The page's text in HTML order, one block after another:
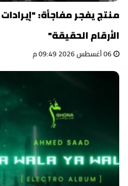
منتج يفجر مفاجأة:
الأرقام الحقيقة"